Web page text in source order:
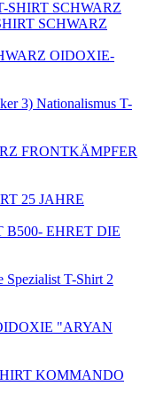
SCHWARZ
OIDOXIE-
Nationalismus T-
FRONTKÄMPFER
25 JAHRE
B500- EHRET DIE
Spezialist T-Shirt 2
"ARYAN
KOMMANDO